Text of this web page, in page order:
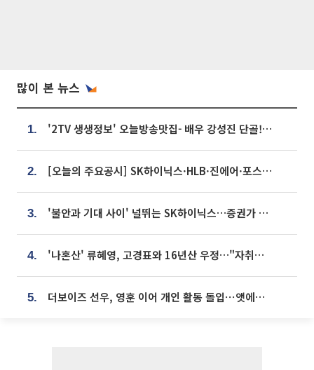
많이 본 뉴스
1. '2TV 생생정보' 오늘방송맛집- 배우 강성진 단골! 쌀국수ㆍ푸팟퐁 커리 맛집 '블○○○'
2. [오늘의 주요공시] SK하이닉스·HLB·진에어·포스코홀딩스·네이버·대우건설 등
3. '불안과 기대 사이' 널뛰는 SK하이닉스…증권가 "HBM4·LTA 기반 펀터멘털 견고"
4. '나혼산' 류혜영, 고경표와 16년산 우정…"자취방서 부모님과 마주쳐"
5. 더보이즈 선우, 영훈 이어 개인 활동 돌입⋯앳에어리어와 전속계약